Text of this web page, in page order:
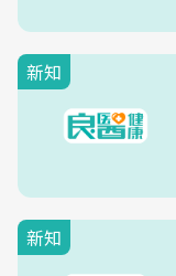
新知
新知